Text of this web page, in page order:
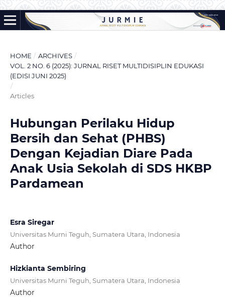
HOME / ARCHIVES /
VOL. 2 NO. 6 (2025): JURNAL RISET MULTIDISIPLIN EDUKASI
(EDISI JUNI 2025)
/
Articles
Hubungan Perilaku Hidup
Bersih dan Sehat (PHBS)
Dengan Kejadian Diare Pada
Anak Usia Sekolah di SDS HKBP
Pardamean
Esra Siregar
Universitas Murni Teguh, Sumatera Utara, Indonesia
Author
Hizkianta Sembiring
Universitas Murni Teguh, Sumatera Utara, Indonesia
Author